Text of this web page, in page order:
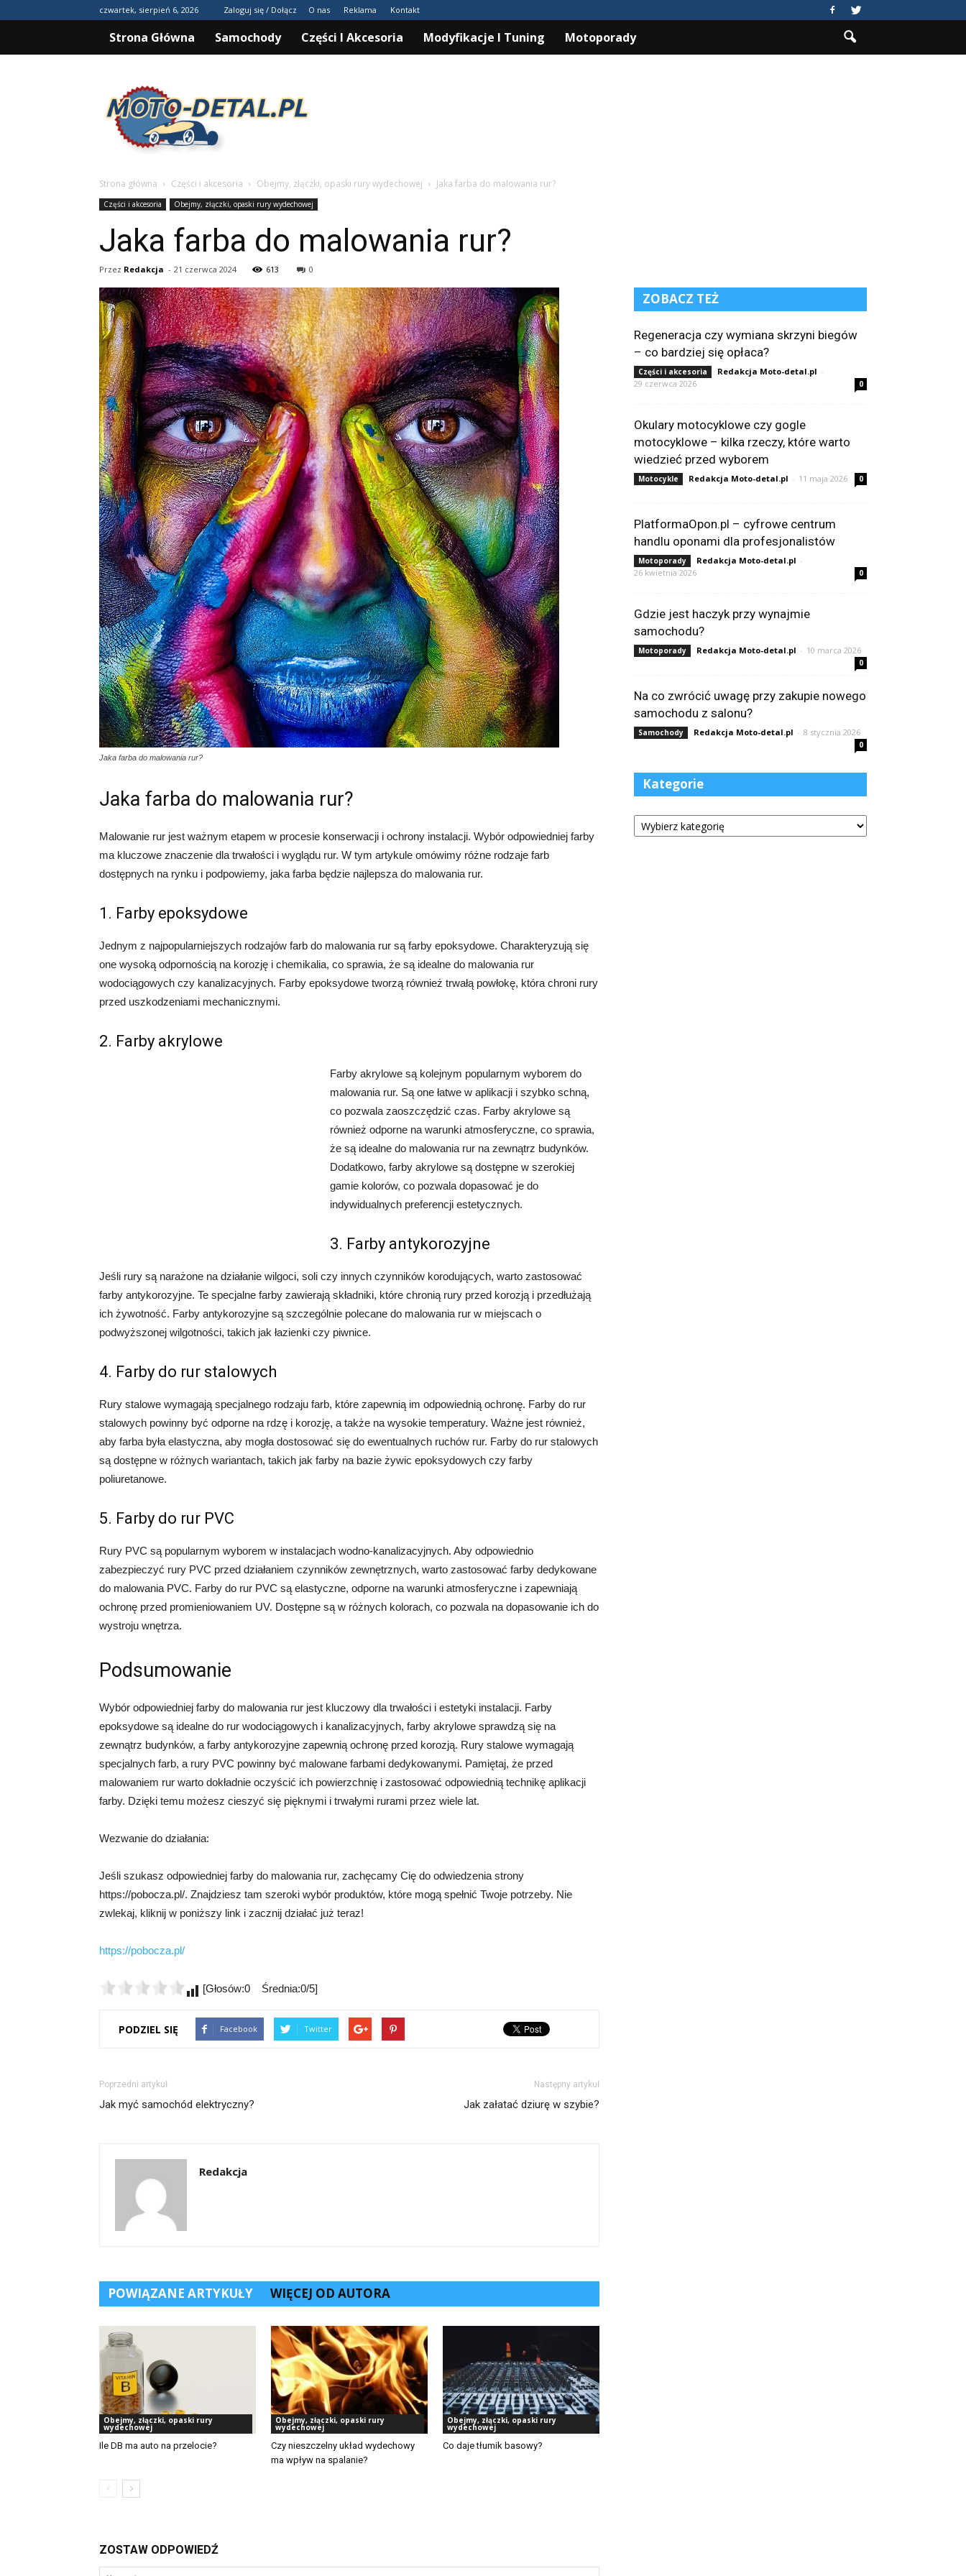
czwartek, sierpień 6, 2026 Zaloguj się / Dołącz O nas Reklama Kontakt
Strona Główna Samochody Części I Akcesoria Modyfikacje I Tuning Motoporady
Moto-
detal.pl
Strona główna Części i akcesoria Obejmy, złączki, opaski rury wydechowej Jaka farba do malowania rur?
Części i akcesoria Obejmy, złączki, opaski rury wydechowej
Jaka farba do malowania rur?
Przez Redakcja - 21 czerwca 2024 613 0
Jaka farba do malowania rur?
Jaka farba do malowania rur?
Malowanie rur jest ważnym etapem w procesie konserwacji i ochrony instalacji. Wybór odpowiedniej farby
ma kluczowe znaczenie dla trwałości i wyglądu rur. W tym artykule omówimy różne rodzaje farb
dostępnych na rynku i podpowiemy, jaka farba będzie najlepsza do malowania rur.
1. Farby epoksydowe
Jednym z najpopularniejszych rodzajów farb do malowania rur są farby epoksydowe. Charakteryzują się
one wysoką odpornością na korozję i chemikalia, co sprawia, że są idealne do malowania rur
wodociągowych czy kanalizacyjnych. Farby epoksydowe tworzą również trwałą powłokę, która chroni rury
przed uszkodzeniami mechanicznymi.
2. Farby akrylowe
Farby akrylowe są kolejnym popularnym wyborem do
malowania rur. Są one łatwe w aplikacji i szybko schną,
co pozwala zaoszczędzić czas. Farby akrylowe są
również odporne na warunki atmosferyczne, co sprawia,
że są idealne do malowania rur na zewnątrz budynków.
Dodatkowo, farby akrylowe są dostępne w szerokiej
gamie kolorów, co pozwala dopasować je do
indywidualnych preferencji estetycznych.
3. Farby antykorozyjne
Jeśli rury są narażone na działanie wilgoci, soli czy innych czynników korodujących, warto zastosować
farby antykorozyjne. Te specjalne farby zawierają składniki, które chronią rury przed korozją i przedłużają
ich żywotność. Farby antykorozyjne są szczególnie polecane do malowania rur w miejscach o
podwyższonej wilgotności, takich jak łazienki czy piwnice.
4. Farby do rur stalowych
Rury stalowe wymagają specjalnego rodzaju farb, które zapewnią im odpowiednią ochronę. Farby do rur
stalowych powinny być odporne na rdzę i korozję, a także na wysokie temperatury. Ważne jest również,
aby farba była elastyczna, aby mogła dostosować się do ewentualnych ruchów rur. Farby do rur stalowych
są dostępne w różnych wariantach, takich jak farby na bazie żywic epoksydowych czy farby
poliuretanowe.
5. Farby do rur PVC
Rury PVC są popularnym wyborem w instalacjach wodno-kanalizacyjnych. Aby odpowiednio
zabezpieczyć rury PVC przed działaniem czynników zewnętrznych, warto zastosować farby dedykowane
do malowania PVC. Farby do rur PVC są elastyczne, odporne na warunki atmosferyczne i zapewniają
ochronę przed promieniowaniem UV. Dostępne są w różnych kolorach, co pozwala na dopasowanie ich do
wystroju wnętrza.
Podsumowanie
Wybór odpowiedniej farby do malowania rur jest kluczowy dla trwałości i estetyki instalacji. Farby
epoksydowe są idealne do rur wodociągowych i kanalizacyjnych, farby akrylowe sprawdzą się na
zewnątrz budynków, a farby antykorozyjne zapewnią ochronę przed korozją. Rury stalowe wymagają
specjalnych farb, a rury PVC powinny być malowane farbami dedykowanymi. Pamiętaj, że przed
malowaniem rur warto dokładnie oczyścić ich powierzchnię i zastosować odpowiednią technikę aplikacji
farby. Dzięki temu możesz cieszyć się pięknymi i trwałymi rurami przez wiele lat.
Wezwanie do działania:
Jeśli szukasz odpowiedniej farby do malowania rur, zachęcamy Cię do odwiedzenia strony
https://pobocza.pl/. Znajdziesz tam szeroki wybór produktów, które mogą spełnić Twoje potrzeby. Nie
zwlekaj, kliknij w poniższy link i zacznij działać już teraz!
https://pobocza.pl/
[Głosów:0 Średnia:0/5]
PODZIEL SIĘ Facebook Twitter
Poprzedni artykuł
Jak myć samochód elektryczny?
Następny artykuł
Jak załatać dziurę w szybie?
Redakcja
POWIĄZANE ARTYKUŁY WIĘCEJ OD AUTORA
Obejmy, złączki, opaski rury
wydechowej
Ile DB ma auto na przelocie?
Obejmy, złączki, opaski rury
wydechowej
Czy nieszczelny układ wydechowy
ma wpływ na spalanie?
Obejmy, złączki, opaski rury
wydechowej
Co daje tłumik basowy?
ZOSTAW ODPOWIEDŹ
ZOBACZ TEŻ
Regeneracja czy wymiana skrzyni biegów
– co bardziej się opłaca?
Części i akcesoria Redakcja Moto-detal.pl -
29 czerwca 2026
0
Okulary motocyklowe czy gogle
motocyklowe – kilka rzeczy, które warto
wiedzieć przed wyborem
Motocykle Redakcja Moto-detal.pl - 11 maja 2026 0
PlatformaOpon.pl – cyfrowe centrum
handlu oponami dla profesjonalistów
Motoporady Redakcja Moto-detal.pl -
26 kwietnia 2026
0
Gdzie jest haczyk przy wynajmie
samochodu?
Motoporady Redakcja Moto-detal.pl - 10 marca 2026
0
Na co zwrócić uwagę przy zakupie nowego
samochodu z salonu?
Samochody Redakcja Moto-detal.pl - 8 stycznia 2026
0
Kategorie
Kategorie